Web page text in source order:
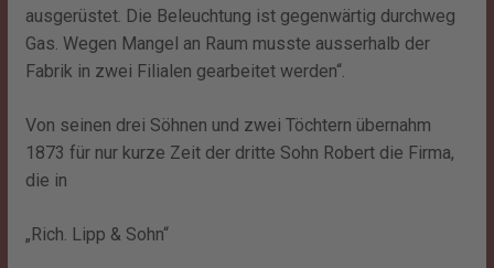
ausgerüstet. Die Beleuchtung ist gegenwärtig durchweg
Gas. Wegen Mangel an Raum musste ausserhalb der
Fabrik in zwei Filialen gearbeitet werden“.
Von seinen drei Söhnen und zwei Töchtern übernahm
1873 für nur kurze Zeit der dritte Sohn Robert die Firma,
die in
„Rich. Lipp & Sohn“